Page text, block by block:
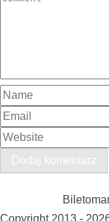
Copyright 2013 -